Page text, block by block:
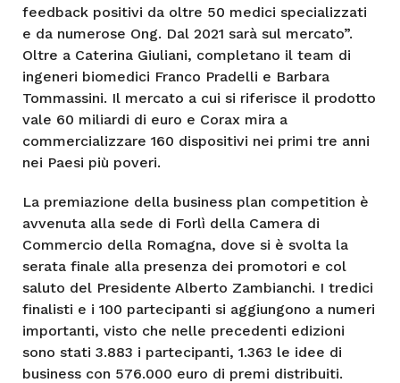
feedback positivi da oltre 50 medici specializzati
e da numerose Ong. Dal 2021 sarà sul mercato”.
Oltre a Caterina Giuliani, completano il team di
ingeneri biomedici Franco Pradelli e Barbara
Tommassini. Il mercato a cui si riferisce il prodotto
vale 60 miliardi di euro e Corax mira a
commercializzare 160 dispositivi nei primi tre anni
nei Paesi più poveri.
La premiazione della business plan competition è
avvenuta alla sede di Forlì della Camera di
Commercio della Romagna, dove si è svolta la
serata finale alla presenza dei promotori e col
saluto del Presidente Alberto Zambianchi. I tredici
finalisti e i 100 partecipanti si aggiungono a numeri
importanti, visto che nelle precedenti edizioni
sono stati 3.883 i partecipanti, 1.363 le idee di
business con 576.000 euro di premi distribuiti.